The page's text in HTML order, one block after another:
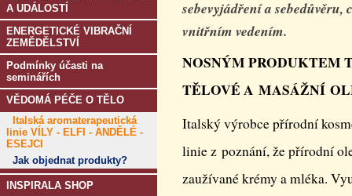
A UDÁLOSTÍ
ENERGETICKÉ VIBRAČNÍ
ZEMĚDĚLSTVÍ
Podmínky účasti na
seminářích
VĚDOMÁ PÉČE O TĚLO
Italská aromaterapeutická
linie VÍLY - ELFI - ANDĚLÉ -
ESEJCI
Jak objednat produkty?
INSPIRALA SHOP
sebevyjádření a
vnitřním vedením.
NOSNÝM PRODUKTEM
TĚLOVÉ A MASÁŽNÍ
Italský výrobce přírodní
linie z poznání, že přírodní
zaužívané krémy a mléka.